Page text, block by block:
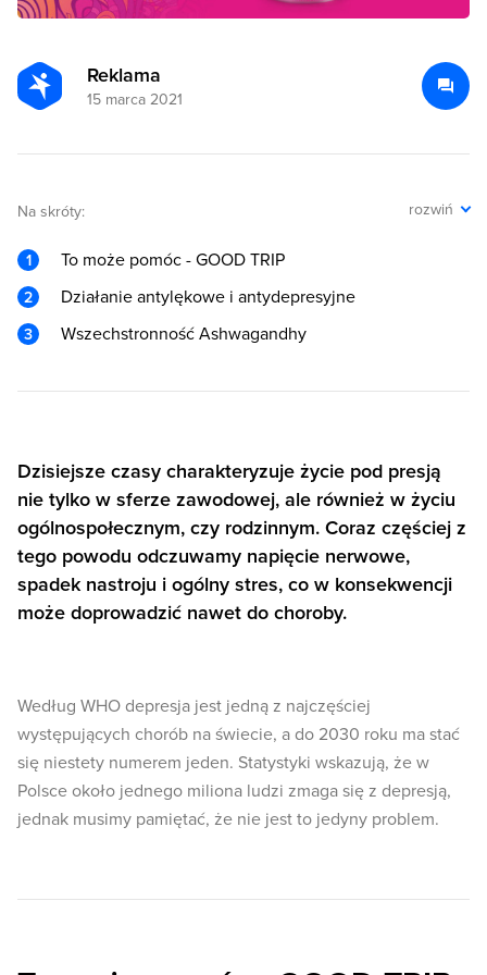
Reklama
15 marca 2021
Na skróty: rozwiń
To może pomóc - GOOD TRIP
Działanie antylękowe i antydepresyjne
Wszechstronność Ashwagandhy
Dzisiejsze czasy charakteryzuje życie pod presją
nie tylko w sferze zawodowej, ale również w życiu
ogólnospołecznym, czy rodzinnym. Coraz częściej z
tego powodu odczuwamy napięcie nerwowe,
spadek nastroju i ogólny stres, co w konsekwencji
może doprowadzić nawet do choroby.
Według WHO depresja jest jedną z najczęściej
występujących chorób na świecie, a do 2030 roku ma stać
się niestety numerem jeden. Statystyki wskazują, że w
Polsce około jednego miliona ludzi zmaga się z depresją,
jednak musimy pamiętać, że nie jest to jedyny problem.